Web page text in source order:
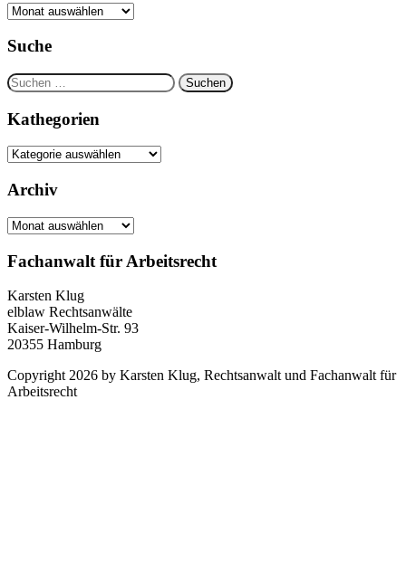
Archiv
Suche
Suchen
nach:
Kathegorien
Kathegorien
Archiv
Archiv
Fachanwalt für Arbeitsrecht
Karsten Klug
elblaw Rechtsanwälte
Kaiser-Wilhelm-Str. 93
20355 Hamburg
Copyright 2026 by Karsten Klug, Rechtsanwalt und Fachanwalt für
Arbeitsrecht